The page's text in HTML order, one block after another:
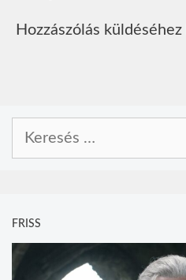
Hozzászólás küldéséhez
FRISS